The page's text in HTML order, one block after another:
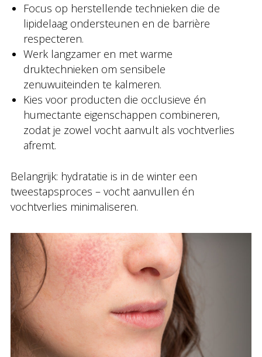
Focus op herstellende technieken die de
lipidelaag ondersteunen en de barrière
respecteren.
Werk langzamer en met warme
druktechnieken om sensibele
zenuwuiteinden te kalmeren.
Kies voor producten die occlusieve én
humectante eigenschappen combineren,
zodat je zowel vocht aanvult als vochtverlies
afremt.
Belangrijk: hydratatie is in de winter een
tweestapsproces – vocht aanvullen én
vochtverlies minimaliseren.